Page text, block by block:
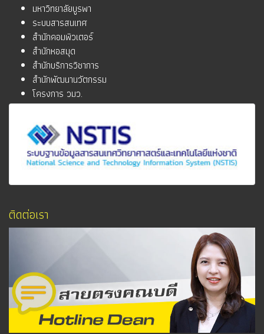
มหาวิทยาลัยบูรพา
ระบบสารสนเทศ
สำนักคอมพิวเตอร์
สำนักหอสมุด
สำนักบริการวิชาการ
สำนักพัฒนานวัตกรรม
โครงการ วมว.
ติดต่อเรา